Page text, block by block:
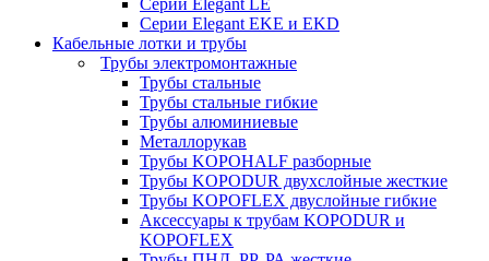
Серии Elegant EKE и EKD
Кабельные лотки и трубы
Трубы электромонтажные
Трубы стальные
Трубы стальные гибкие
Трубы алюминиевые
Металлорукав
Трубы KOPOHALF разборные
Трубы KOPODUR двухслойные жесткие
Трубы KOPOFLEX двуслойные гибкие
Аксессуары к трубам KOPODUR и
KOPOFLEX